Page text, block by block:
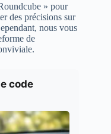
» pour
des précisions sur
nous vous
de
code